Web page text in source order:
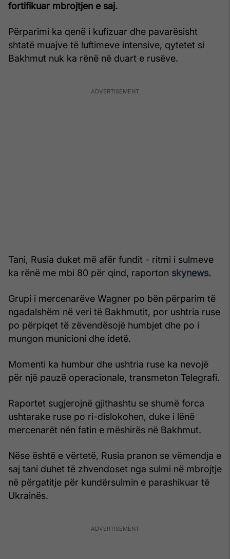
fortifikuar mbrojtjen e saj.
Përparimi ka qenë i kufizuar dhe pavarësisht
shtatë muajve të luftimeve intensive, qytetet si
Bakhmut nuk ka rënë në duart e rusëve.
Tani, Rusia duket më afër fundit - ritmi i sulmeve
ka rënë me mbi 80 për qind, raporton skynews.
Grupi i mercenarëve Wagner po bën përparim të
ngadalshëm në veri të Bakhmutit, por ushtria ruse
po përpiqet të zëvendësojë humbjet dhe po i
mungon municioni dhe idetë.
Momenti ka humbur dhe ushtria ruse ka nevojë
për një pauzë operacionale, transmeton Telegrafi.
Raportet sugjerojnë gjithashtu se shumë forca
ushtarake ruse po ri-dislokohen, duke i lënë
mercenarët nën fatin e mëshirës në Bakhmut.
Nëse është e vërtetë, Rusia pranon se vëmendja e
saj tani duhet të zhvendoset nga sulmi në mbrojtje
në përgatitje për kundërsulmin e parashikuar të
Ukrainës.